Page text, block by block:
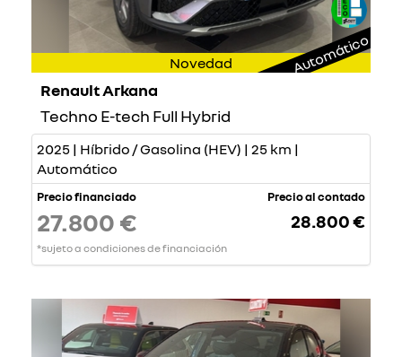
Novedad Automático
Renault Arkana
Techno E-tech Full Hybrid
2025 | Híbrido / Gasolina (HEV) | 25 km |
Automático
Precio financiado
27.800 €
*sujeto a condiciones de financiación
Precio al contado
28.800 €